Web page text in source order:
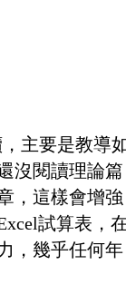
主要是教導
沒閱讀理論篇
，這樣會增強
試算表，
，幾乎任何年